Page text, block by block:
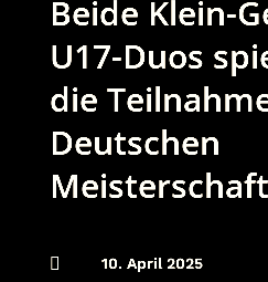
Beide Klein-
U17-Duos
die
Deutschen
Meisterschaft
 10. April 2025